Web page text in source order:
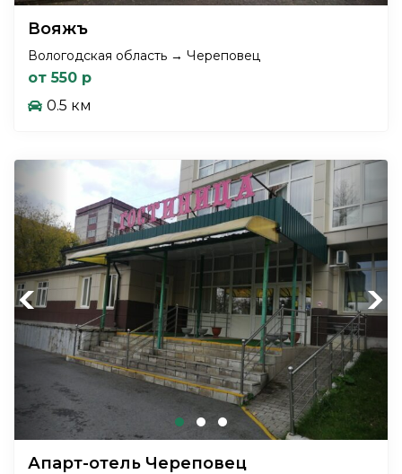
Вояжъ
Вологодская область → Череповец
от 550 р
0.5 км
Previous Next
Апарт-отель Череповец